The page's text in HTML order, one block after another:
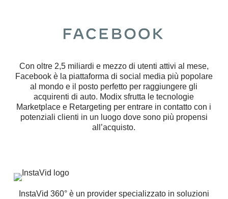
Con oltre 2,5 miliardi e mezzo di utenti attivi al mese,
Facebook è la piattaforma di social media più popolare
al mondo e il posto perfetto per raggiungere gli
acquirenti di auto. Modix sfrutta le tecnologie
Marketplace e Retargeting per entrare in contatto con i
potenziali clienti in un luogo dove sono più propensi
all’acquisto.
InstaVid 360° è un provider specializzato in soluzioni